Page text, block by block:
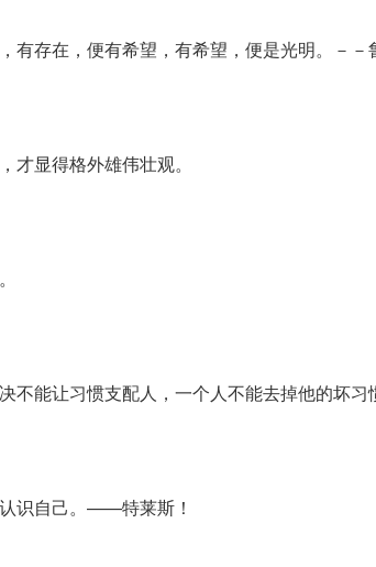
有存在，便有希望，有希望，便是光明。－－
才显得格外雄伟壮观。
不能让习惯支配人，一个人不能去掉他的坏
识自己。——特莱斯！